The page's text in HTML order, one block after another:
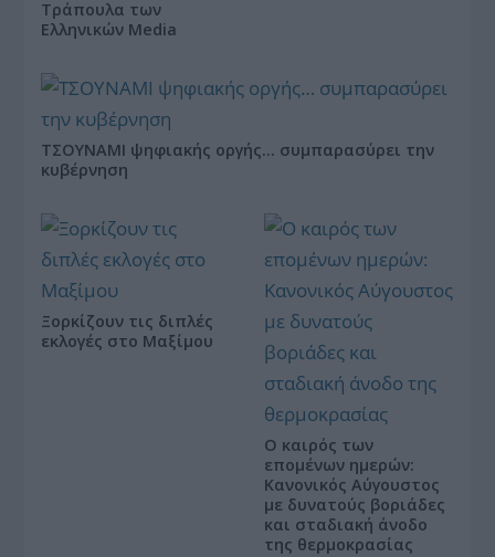
Τράπουλα των
Ελληνικών Media
ΤΣΟΥΝΑΜΙ ψηφιακής οργής… συμπαρασύρει την
κυβέρνηση
Ξορκίζουν τις διπλές
εκλογές στο Μαξίμου
Ο καιρός των
επομένων ημερών:
Κανονικός Αύγουστος
με δυνατούς βοριάδες
και σταδιακή άνοδο
της θερμοκρασίας